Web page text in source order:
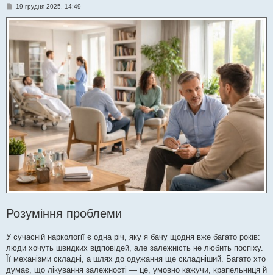
П
в
о
м
е
н
н
я
19 грудня 2025, 14:49
Розуміння проблеми
У сучасній наркології є одна річ, яку я бачу щодня вже багато років:
люди хочуть швидких відповідей, але залежність не любить поспіху.
Її механізми складні, а шлях до одужання ще складніший. Багато хто
думає, що лікування залежності — це, умовно кажучи, крапельниця й